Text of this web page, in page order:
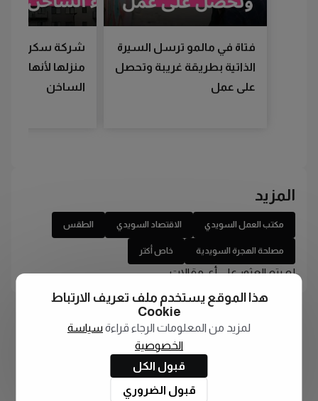
فتاة في مالمو ترسل السيرة
الذاتية بطريقة غريبة وتحصل
على عمل
شركة سكن
منزلها لأنها لم
الساخن
المزيد
مكتب العمل السويدي الاقتصاد السويدي الطقس
مصلحة الهجرة السويدية خاص أكتر
لم يتم العثور على أي مقالات
هذا الموقع يستخدم ملف تعريف الارتباط
Cookie
لمزيد من المعلومات الرجاء قراءة سياسة
الخصوصية
قبول الكل
قبول الضروري